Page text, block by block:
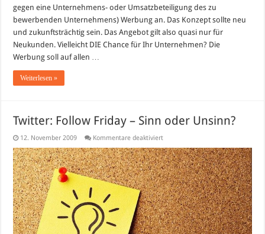
gegen eine Unternehmens- oder Umsatzbeteiligung des zu
bewerbenden Unternehmens) Werbung an. Das Konzept sollte neu
und zukunftsträchtig sein. Das Angebot gilt also quasi nur für
Neukunden. Vielleicht DIE Chance für Ihr Unternehmen? Die
Werbung soll auf allen …
Weiterlesen »
Twitter: Follow Friday – Sinn oder Unsinn?
12. November 2009 Kommentare deaktiviertfür
Follow
Friday
–
Sinn
oder
Unsinn?